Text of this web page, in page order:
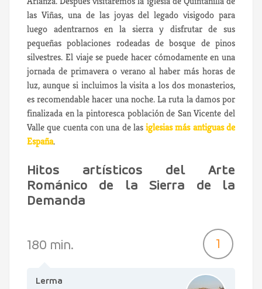
las Viñas, una de las joyas del legado visigodo para
luego adentrarnos en la sierra y disfrutar de sus
pequeñas poblaciones rodeadas de bosque de pinos
silvestres. El viaje se puede hacer cómodamente en una
jornada de primavera o verano al haber más horas de
luz, aunque si incluimos la visita a los dos monasterios,
es recomendable hacer una noche. La ruta la damos por
finalizada en la pintoresca población de San Vicente del
Valle que cuenta con una de lasiglesias más antiguas de
España.
Hitos artísticos del Arte
Románico de la Sierra de la
Demanda
180 min. 1
Lerma